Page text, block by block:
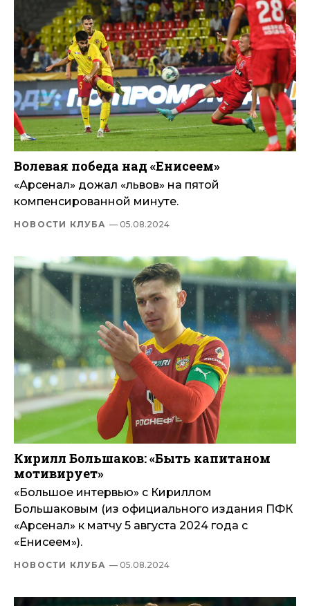
Волевая победа над «Енисеем»
«Арсенал» дожал «львов» на пятой
компенсированной минуте.
НОВОСТИ КЛУБА — 05.08.2024
Кирилл Большаков: «Быть капитаном
мотивирует»
«Большое интервью» с Кириллом
Большаковым (из официального издания ПФК
«Арсенал» к матчу 5 августа 2024 года с
«Енисеем»).
НОВОСТИ КЛУБА — 05.08.2024